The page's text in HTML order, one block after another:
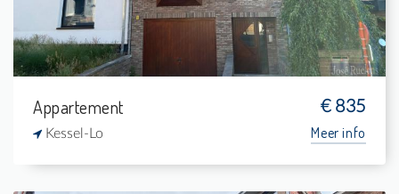
Appartement € 835
Kessel-Lo Meer info